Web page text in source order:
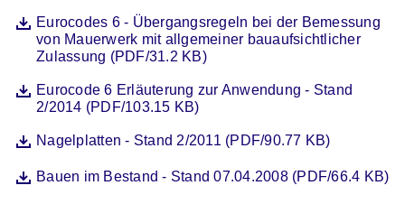
DateiEurocodes 6 - Übergangsregeln bei der Bemessung
von Mauerwerk mit allgemeiner bauaufsichtlicher
Zulassung (PDF/31.2 KB)
Öffnet sich in einem neuen Fenster
DateiEurocode 6 Erläuterung zur Anwendung - Stand
2/2014 (PDF/103.15 KB)
Öffnet sich in einem neuen Fenster
DateiNagelplatten - Stand 2/2011 (PDF/90.77 KB)
Öffnet sich in einem neuen Fenster
DateiBauen im Bestand - Stand 07.04.2008 (PDF/66.4 KB)
Öffnet sich in einem neuen Fenster